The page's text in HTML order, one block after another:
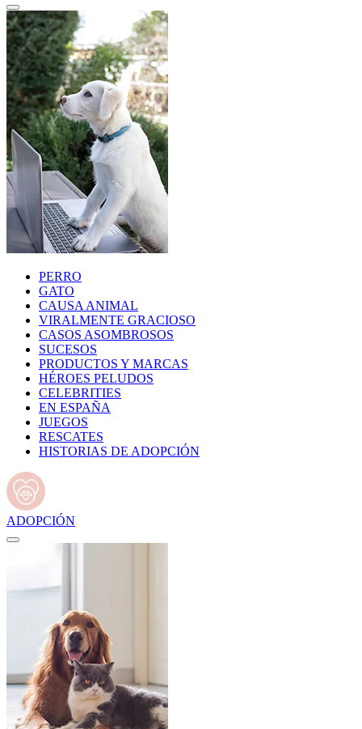
PERRO
GATO
CAUSA ANIMAL
VIRALMENTE GRACIOSO
CASOS ASOMBROSOS
SUCESOS
PRODUCTOS Y MARCAS
HÉROES PELUDOS
CELEBRITIES
EN ESPAÑA
JUEGOS
RESCATES
HISTORIAS DE ADOPCIÓN
ADOPCIÓN